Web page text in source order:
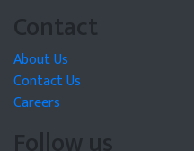
Contact
About Us
Contact Us
Careers